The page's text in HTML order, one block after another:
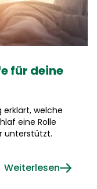
für deine
erklärt, welche
eine Rolle
unterstützt.
Weiterlesen